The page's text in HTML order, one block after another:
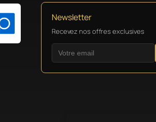
Newsletter
Recevez nos offres exclusives